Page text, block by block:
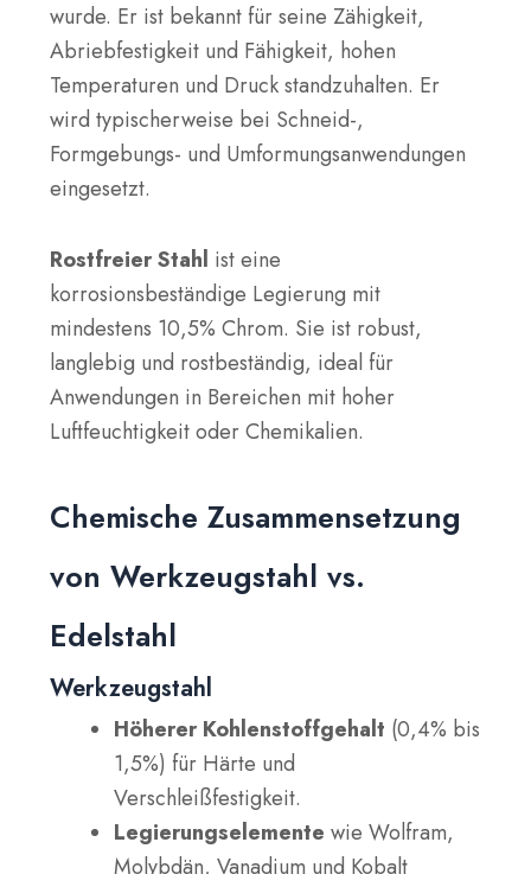
wurde. Er ist bekannt für seine Zähigkeit,
Abriebfestigkeit und Fähigkeit, hohen
Temperaturen und Druck standzuhalten. Er
wird typischerweise bei Schneid-,
Formgebungs- und Umformungsanwendungen
eingesetzt.
Rostfreier Stahl ist eine
korrosionsbeständige Legierung mit
mindestens 10,5% Chrom. Sie ist robust,
langlebig und rostbeständig, ideal für
Anwendungen in Bereichen mit hoher
Luftfeuchtigkeit oder Chemikalien.
Chemische Zusammensetzung
von Werkzeugstahl vs.
Edelstahl
Werkzeugstahl
Höherer Kohlenstoffgehalt (0,4% bis
1,5%) für Härte und
Verschleißfestigkeit.
Legierungselemente wie Wolfram,
Molybdän, Vanadium und Kobalt